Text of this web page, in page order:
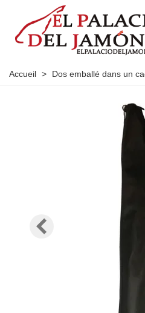
Accueil > Dos emballé dans un